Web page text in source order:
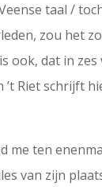
taal /
zou het
ook, dat in
Riet schrijft
ten
van zijn